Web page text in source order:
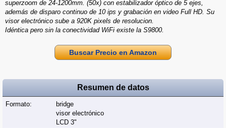
superzoom de 24-1200mm. (50x) con estabilizador óptico de 5 ejes,
además de disparo continuo de 10 ips y grabación en video Full HD. Su
visor electrónico sube a 920K pixels de resolucion.
Idéntica pero sin la conectividad WiFi existe la S9800.
Buscar Precio en Amazon
Resumen de datos
Formato:
bridge
visor electrónico
LCD 3"